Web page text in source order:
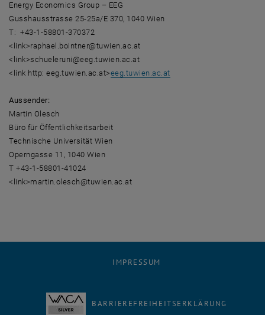
Energy Economics Group – EEG
Gusshausstrasse 25-25a/E 370, 1040 Wien
T: +43-1-58801-370372
<link>raphael.bointner@tuwien.ac.at
<link>schueleruni@eeg.tuwien.ac.at
<link http: eeg.tuwien.ac.at>eeg.tuwien.ac.at
Aussender:
Martin Olesch
Büro für Öffentlichkeitsarbeit
Technische Universität Wien
Operngasse 11, 1040 Wien
T +43-1-58801-41024
<link>martin.olesch@tuwien.ac.at
IMPRESSUM
BARRIEREFREIHEITSERKLÄRUNG